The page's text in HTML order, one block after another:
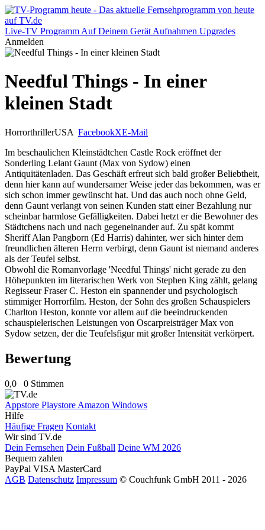
Live-TV Programm Auf Deinem Gerät Aufnahmen Upgrades
Anmelden
Needful Things - In einer
kleinen Stadt
HorrorthrillerUSA FacebookXE-Mail
Im beschaulichen Kleinstädtchen Castle Rock eröffnet der
Sonderling Lelant Gaunt (Max von Sydow) einen
Antiquitätenladen. Das Geschäft erfreut sich bald großer Beliebtheit,
denn hier kann auf wundersamer Weise jeder das bekommen, was er
sich schon immer gewünscht hat. Und das auch noch ohne Geld,
denn Gaunt verlangt von seinen Kunden statt einer Bezahlung nur
scheinbar harmlose Gefälligkeiten. Dabei hetzt er die Bewohner des
Städtchens nach und nach gegeneinander auf. Zu spät kommt
Sheriff Alan Pangborn (Ed Harris) dahinter, wer sich hinter dem
freundlichen älteren Herrn verbirgt, denn Gaunt ist niemand anderes
als der Teufel selbst.
Obwohl die Romanvorlage 'Needful Things' nicht gerade zu den
Höhepunkten im literarischen Werk von Stephen King zählt, gelang
Regisseur Fraser C. Heston ein spannender und psychologisch
stimmiger Horrorfilm. Heston, der Sohn des großen Schauspielers
Charlton Heston, konnte vor allem auf die beeindruckenden
schauspielerischen Leistungen von Oscarpreisträger Max von
Sydow setzen, der die Teufelsfigur mit großer Intensität verkörpert.
Bewertung
0,0 0 Stimmen
Appstore Playstore Amazon Windows
Hilfe
Häufige Fragen Kontakt
Wir sind TV.de
Dein Fernsehen Dein Fußball Deine WM 2026
Bequem zahlen
PayPal VISA MasterCard
AGB Datenschutz Impressum © Couchfunk GmbH 2011 - 2026